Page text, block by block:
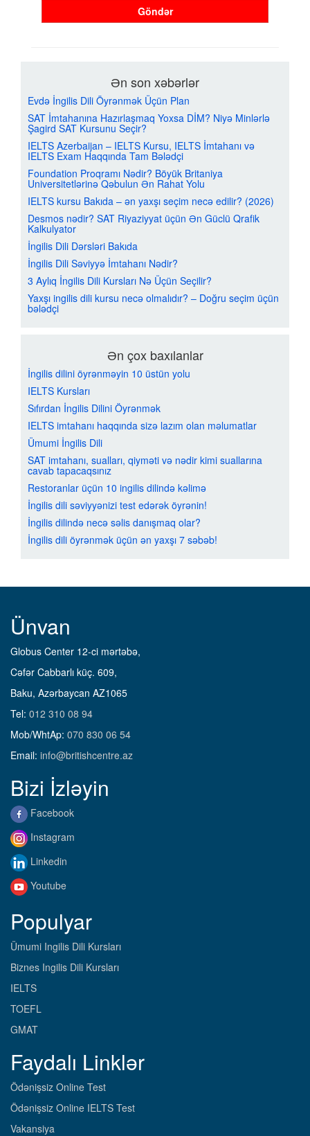
Göndər
Ən son xəbərlər
Evdə İngilis Dili Öyrənmək Üçün Plan
SAT İmtahanına Hazırlaşmaq Yoxsa DİM? Niyə Minlərlə
Şagird SAT Kursunu Seçir?
IELTS Azerbaijan – IELTS Kursu, IELTS İmtahanı və
IELTS Exam Haqqında Tam Bələdçi
Foundation Proqramı Nədir? Böyük Britaniya
Universitetlərinə Qəbulun Ən Rahat Yolu
IELTS kursu Bakıda – ən yaxşı seçim necə edilir? (2026)
Desmos nədir? SAT Riyaziyyat üçün Ən Güclü Qrafik
Kalkulyator
İngilis Dili Dərsləri Bakıda
İngilis Dili Səviyyə İmtahanı Nədir?
3 Aylıq İngilis Dili Kursları Nə Üçün Seçilir?
Yaxşı ingilis dili kursu necə olmalıdır? – Doğru seçim üçün
bələdçi
Ən çox baxılanlar
İngilis dilini öyrənməyin 10 üstün yolu
IELTS Kursları
Sıfırdan İngilis Dilini Öyrənmək
IELTS imtahanı haqqında sizə lazım olan məlumatlar
Ümumi İngilis Dili
SAT imtahanı, sualları, qiyməti və nədir kimi suallarına
cavab tapacaqsınız
Restoranlar üçün 10 ingilis dilində kəlimə
İngilis dili səviyyənizi test edərək öyrənin!
İngilis dilində necə səlis danışmaq olar?
İngilis dili öyrənmək üçün ən yaxşı 7 səbəb!
Ünvan
Globus Center 12-ci mərtəbə,
Cəfər Cabbarlı küç. 609,
Baku, Azərbaycan AZ1065
Tel: 012 310 08 94
Mob/WhtAp: 070 830 06 54
Email: info@britishcentre.az
Bizi İzləyin
Facebook
Instagram
Linkedin
Youtube
Populyar
Ümumi Ingilis Dili Kursları
Biznes Ingilis Dili Kursları
IELTS
TOEFL
GMAT
Faydalı Linklər
Ödənişsiz Online Test
Ödənişsiz Online IELTS Test
Vakansiya